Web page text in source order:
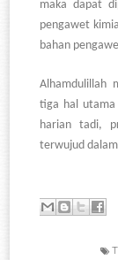
maka dapat
pengawet
bahan
Alhamdulillah
tiga hal utama
harian tadi,
terwujud dalam